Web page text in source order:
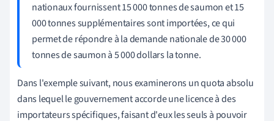
nationaux fournissent 15 000 tonnes de saumon et 15
000 tonnes supplémentaires sont importées, ce qui
permet de répondre à la demande nationale de 30 000
tonnes de saumon à 5 000 dollars la tonne.
Dans l'exemple suivant, nous examinerons un quota absolu
dans lequel le gouvernement accorde une licence à des
importateurs spécifiques, faisant d'eux les seuls à pouvoir